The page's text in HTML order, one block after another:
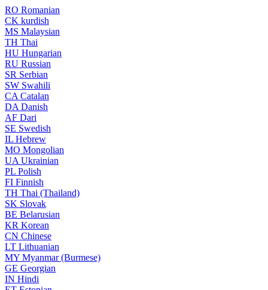
RO Romanian
CK kurdish
MS Malaysian
TH Thai
HU Hungarian
RU Russian
SR Serbian
SW Swahili
CA Catalan
DA Danish
AF Dari
SE Swedish
IL Hebrew
MO Mongolian
UA Ukrainian
PL Polish
FI Finnish
TH Thai (Thailand)
SK Slovak
BE Belarusian
KR Korean
CN Chinese
LT Lithuanian
MY Myanmar (Burmese)
GE Georgian
IN Hindi